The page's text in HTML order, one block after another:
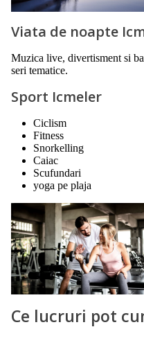
Viata de noapte
Muzica live, divertisment si
seri tematice.
Sport Icmeler
Ciclism
Fitness
Snorkelling
Caiac
Scufundari
yoga pe plaja
Ce lucruri pot